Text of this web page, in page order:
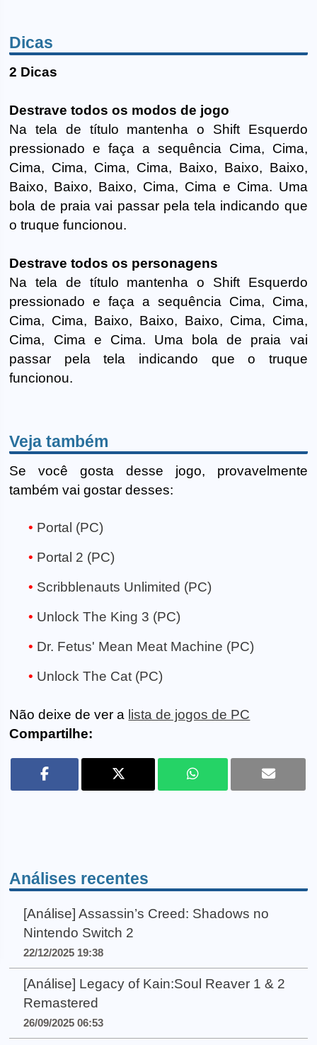
Dicas
2 Dicas
Destrave todos os modos de jogo
Na tela de título mantenha o Shift Esquerdo
pressionado e faça a sequência Cima, Cima,
Cima, Cima, Cima, Cima, Baixo, Baixo, Baixo,
Baixo, Baixo, Baixo, Cima, Cima e Cima. Uma
bola de praia vai passar pela tela indicando que
o truque funcionou.
Destrave todos os personagens
Na tela de título mantenha o Shift Esquerdo
pressionado e faça a sequência Cima, Cima,
Cima, Cima, Baixo, Baixo, Baixo, Cima, Cima,
Cima, Cima e Cima. Uma bola de praia vai
passar pela tela indicando que o truque
funcionou.
Veja também
Se você gosta desse jogo, provavelmente
também vai gostar desses:
Portal (PC)
Portal 2 (PC)
Scribblenauts Unlimited (PC)
Unlock The King 3 (PC)
Dr. Fetus' Mean Meat Machine (PC)
Unlock The Cat (PC)
Não deixe de ver a lista de jogos de PC
Compartilhe:
Análises recentes
[Análise] Assassin’s Creed: Shadows no
Nintendo Switch 2
22/12/2025 19:38
[Análise] Legacy of Kain:Soul Reaver 1 & 2
Remastered
26/09/2025 06:53